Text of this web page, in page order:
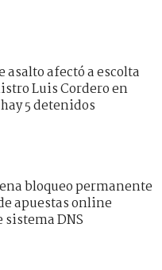
asalto afectó a escolta
Luis Cordero en
5 detenidos
bloqueo permanente
apuestas online
DNS